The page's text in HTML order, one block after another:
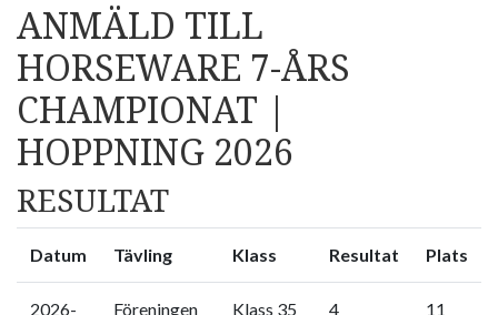
ANMÄLD TILL
HORSEWARE 7-ÅRS
CHAMPIONAT |
HOPPNING 2026
RESULTAT
Datum Tävling Klass Resultat Plats
2026-
Föreningen
Klass 35
4 11